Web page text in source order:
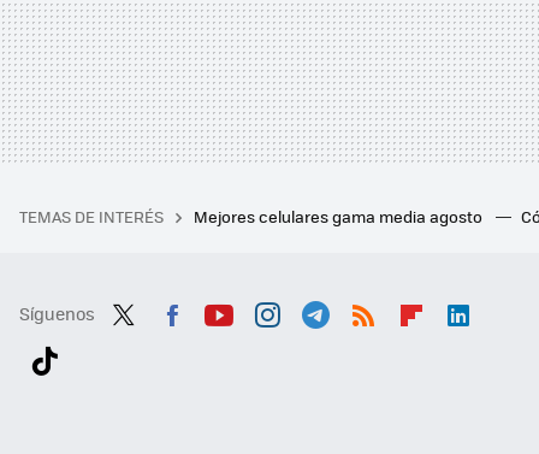
TEMAS DE INTERÉS Mejores celulares gama media agosto
Síguenos